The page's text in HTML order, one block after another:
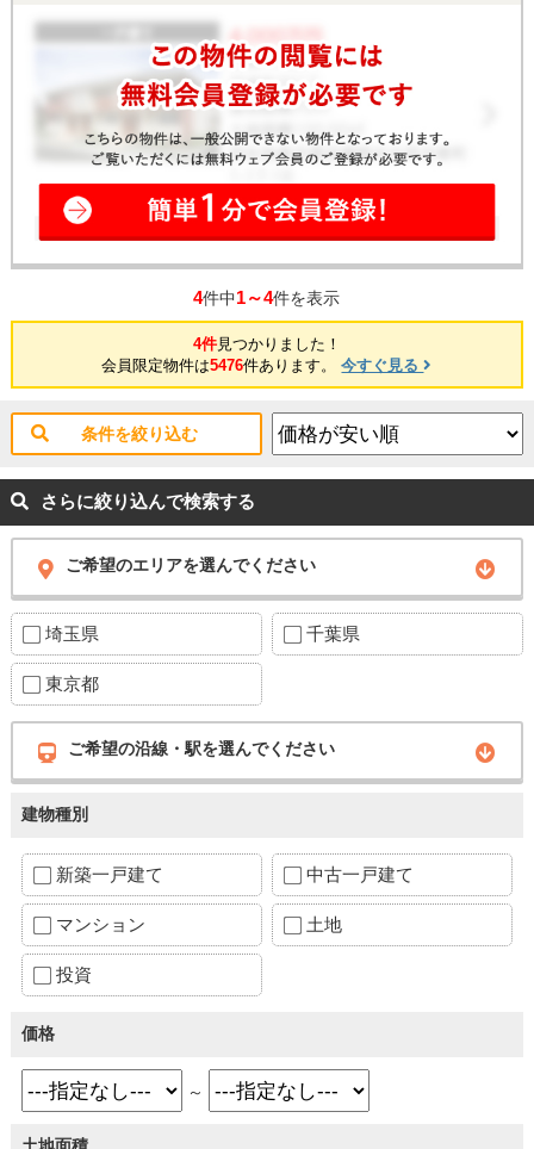
4件中1～4件を表示
4件見つかりました！
会員限定物件は5476件あります。今すぐ見る
条件を絞り込む
さらに絞り込んで検索する
ご希望のエリアを選んでください
埼玉県 千葉県
東京都
ご希望の沿線・駅を選んでください
建物種別
新築一戸建て 中古一戸建て
マンション 土地
投資
価格
～